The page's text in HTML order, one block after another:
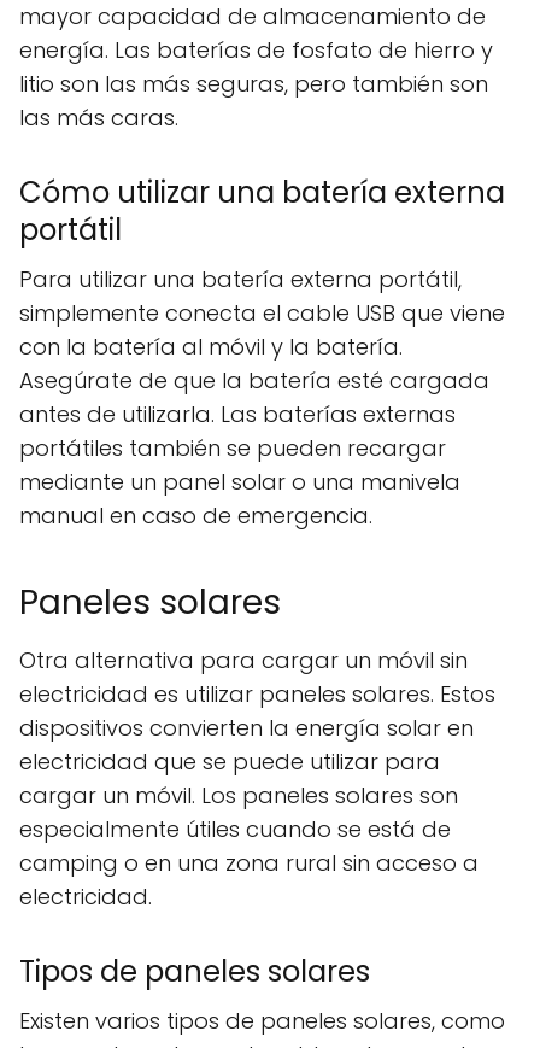
mayor capacidad de almacenamiento de
energía. Las baterías de fosfato de hierro y
litio son las más seguras, pero también son
las más caras.
Cómo utilizar una batería externa
portátil
Para utilizar una batería externa portátil,
simplemente conecta el cable USB que viene
con la batería al móvil y la batería.
Asegúrate de que la batería esté cargada
antes de utilizarla. Las baterías externas
portátiles también se pueden recargar
mediante un panel solar o una manivela
manual en caso de emergencia.
Paneles solares
Otra alternativa para cargar un móvil sin
electricidad es utilizar paneles solares. Estos
dispositivos convierten la energía solar en
electricidad que se puede utilizar para
cargar un móvil. Los paneles solares son
especialmente útiles cuando se está de
camping o en una zona rural sin acceso a
electricidad.
Tipos de paneles solares
Existen varios tipos de paneles solares, como